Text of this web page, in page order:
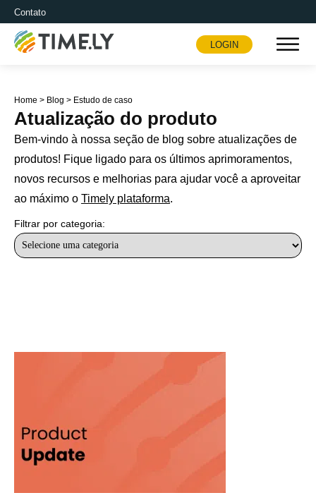
Contato
Timely
LOGIN
Home > Blog > Estudo de caso
Atualização do produto
Bem-vindo à nossa seção de blog sobre atualizações de
produtos! Fique ligado para os últimos aprimoramentos,
novos recursos e melhorias para ajudar você a aproveitar
ao máximo o Timely plataforma.
Filtrar por categoria: